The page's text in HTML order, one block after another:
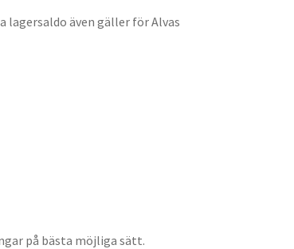
lagersaldo även gäller för Alvas
på bästa möjliga sätt.